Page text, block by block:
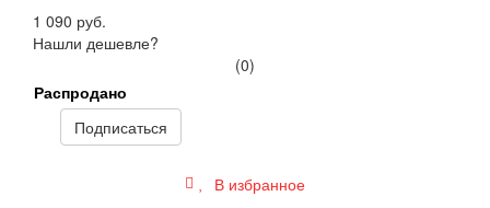
1 090 руб.
Нашли дешевле?
(0)
Распродано
Подписаться
В избранное